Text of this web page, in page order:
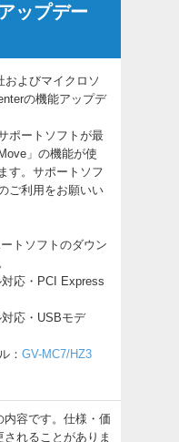
ップデー
およびマイクロソ
の機能アップデ
ポートソフトが最
」の機能が使
す。サポートソフ
ご利用をお願いい
トソフトのダウン
応・PCI Express
応・USBモデ
： GV-MC7/HZ3
内容です。仕様・価
れることがありま